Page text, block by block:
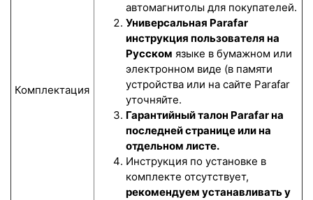
Комплектация
автомагнитолы для покупателей.
Универсальная Parafar
инструкция пользователя на
Русском языке в бумажном или
электронном виде (в памяти
устройства или на сайте Parafar
уточняйте.
Гарантийный талон Parafar на
последней странице или на
отдельном листе.
Инструкция по установке в
комплекте отсутствует,
рекомендуем устанавливать у